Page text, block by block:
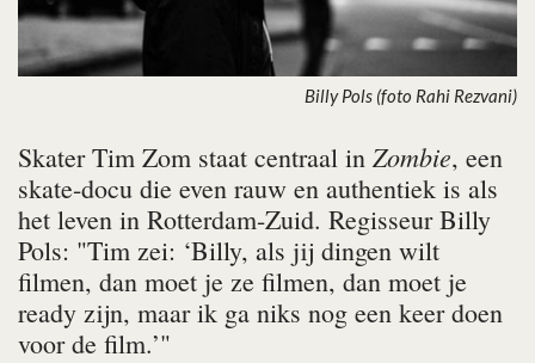
Billy Pols (foto Rahi Rezvani)
Skater Tim Zom staat centraal in Zombie, een
skate-­docu die even rauw en authentiek is als
het leven in Rotterdam-Zuid. Regisseur Billy
Pols: "Tim zei: ‘Billy, als jij dingen wilt
filmen, dan moet je ze filmen, dan moet je
ready zijn, maar ik ga niks nog een keer doen
voor de film.’"